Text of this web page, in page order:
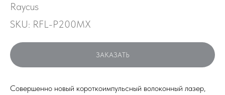
Raycus
SKU: RFL-P200MX
ЗАКАЗАТЬ
Совершенно новый короткоимпульсный волоконный лазер,